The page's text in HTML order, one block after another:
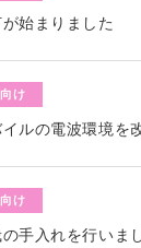
始まりました
け
ルの電波環境を
け
手入れを行いま